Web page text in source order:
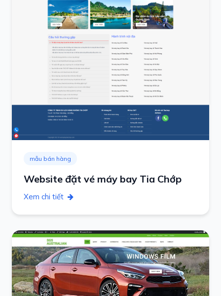
mẫu bán hàng
Website đặt vé máy bay Tia Chớp
Xem chi tiết